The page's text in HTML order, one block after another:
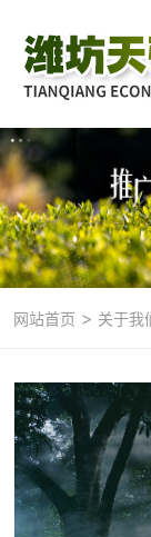
网站首页 > 关于我